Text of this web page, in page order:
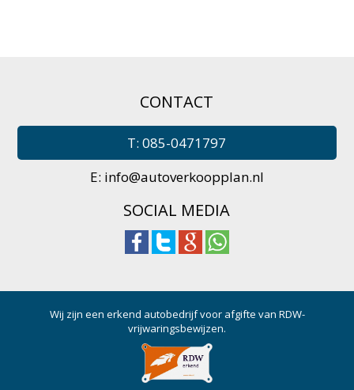
CONTACT
T: 085-0471797
E: info@autoverkoopplan.nl
SOCIAL MEDIA
Wij zijn een erkend autobedrijf voor afgifte van RDW-
vrijwaringsbewijzen.